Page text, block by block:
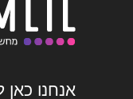
אנחנו כאן